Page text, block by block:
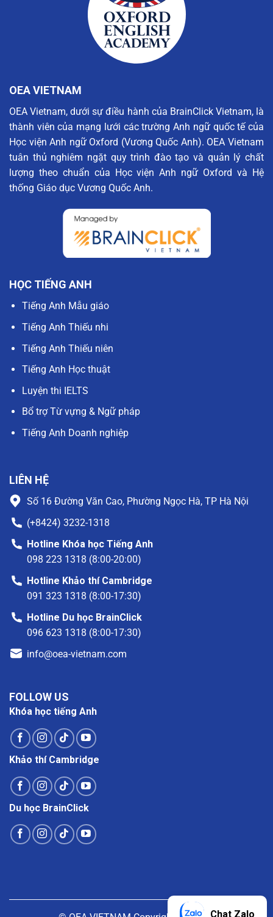
OEA VIETNAM
OEA Vietnam, dưới sự điều hành của BrainClick Vietnam, là
thành viên của mạng lưới các trường Anh ngữ quốc tế của
Học viện Anh ngữ Oxford (Vương Quốc Anh). OEA Vietnam
tuân thủ nghiêm ngặt quy trình đào tạo và quản lý chất
lượng theo chuẩn của Học viện Anh ngữ Oxford và Hệ
thống Giáo dục Vương Quốc Anh.
HỌC TIẾNG ANH
Tiếng Anh Mẫu giáo
Tiếng Anh Thiếu nhi
Tiếng Anh Thiếu niên
Tiếng Anh Học thuật
Luyện thi IELTS
Bổ trợ Từ vựng & Ngữ pháp
Tiếng Anh Doanh nghiệp
LIÊN HỆ
Số 16 Đường Văn Cao, Phường Ngọc Hà, TP Hà Nội
(+8424) 3232-1318
Hotline Khóa học Tiếng Anh
098 223 1318 (8:00-20:00)
Hotline Khảo thí Cambridge
091 323 1318 (8:00-17:30)
Hotline Du học BrainClick
096 623 1318 (8:00-17:30)
info@oea-vietnam.com
FOLLOW US
Khóa học tiếng Anh
Khảo thí Cambridge
Du học BrainClick
Chat Zalo